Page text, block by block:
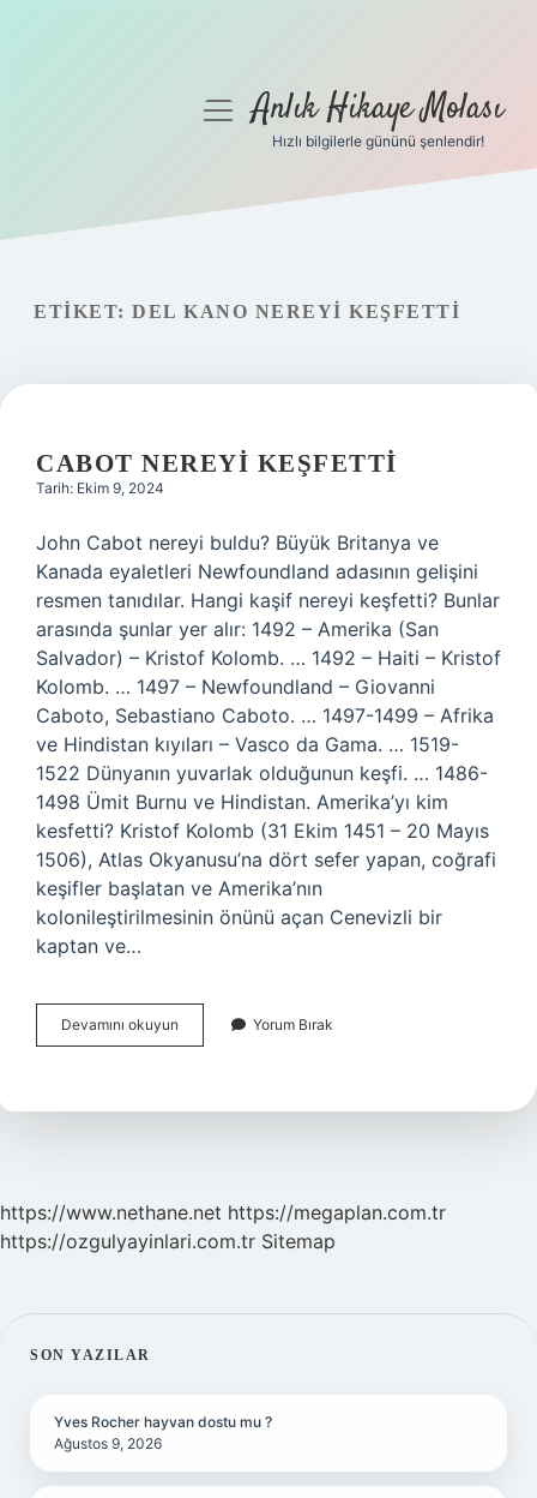
Gizlilik Politikası
menüyüAnlık Hikaye Molası
Hızlı bilgilerle gününü şenlendir!
ETIKET: DEL KANO NEREYI KEŞFETTI
CABOT NEREYI KEŞFETTI
Tarih: Ekim 9, 2024
John Cabot nereyi buldu? Büyük Britanya ve
Kanada eyaletleri Newfoundland adasının gelişini
resmen tanıdılar. Hangi kaşif nereyi keşfetti? Bunlar
arasında şunlar yer alır: 1492 – Amerika (San
Salvador) – Kristof Kolomb. … 1492 – Haiti – Kristof
Kolomb. … 1497 – Newfoundland – Giovanni
Caboto, Sebastiano Caboto. … 1497-1499 – Afrika
ve Hindistan kıyıları – Vasco da Gama. … 1519-
1522 Dünyanın yuvarlak olduğunun keşfi. … 1486-
1498 Ümit Burnu ve Hindistan. Amerika’yı kim
kesfetti? Kristof Kolomb (31 Ekim 1451 – 20 Mayıs
1506), Atlas Okyanusu’na dört sefer yapan, coğrafi
keşifler başlatan ve Amerika’nın
kolonileştirilmesinin önünü açan Cenevizli bir
kaptan ve…
Devamını okuyun
Nereyi
Yorum Bırak
https://www.nethane.net https://megaplan.com.tr
https://ozgulyayinlari.com.tr Sitemap
SIDEBAR
SON YAZILAR
Yves Rocher hayvan dostu mu ?
Ağustos 9, 2026